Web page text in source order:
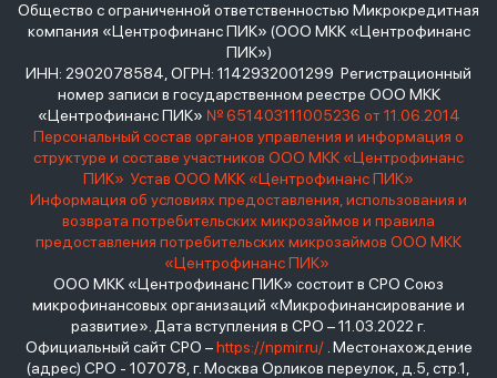
Общество с ограниченной ответственностью Микрокредитная
компания «Центрофинанс ПИК» (ООО МКК «Центрофинанс
ПИК»)
ИНН: 2902078584, ОГРН: 1142932001299 Регистрационный
номер записи в государственном реестре ООО МКК
«Центрофинанс ПИК» № 651403111005236 от 11.06.2014
Персональный состав органов управления и информация о
структуре и составе участников ООО МКК «Центрофинанс
ПИК» Устав ООО МКК «Центрофинанс ПИК»
Информация об условиях предоставления, использования и
возврата потребительских микрозаймов и правила
предоставления потребительских микрозаймов ООО МКК
«Центрофинанс ПИК»
ООО МКК «Центрофинанс ПИК» состоит в СРО Союз
микрофинансовых организаций «Микрофинансирование и
развитие». Дата вступления в СРО – 11.03.2022 г.
Официальный сайт СРО –https://npmir.ru/. Местонахождение
(адрес) СРО - 107078, г. Москва Орликов переулок, д.5, стр.1,